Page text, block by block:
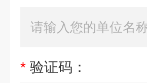
* 验证码：